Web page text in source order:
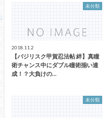
未分類
2018.11.2
【バジリスク甲賀忍法帖 絆】真瞳
術チャンス中にダブル瞳術揃い達
成！？大負けの…
未分類